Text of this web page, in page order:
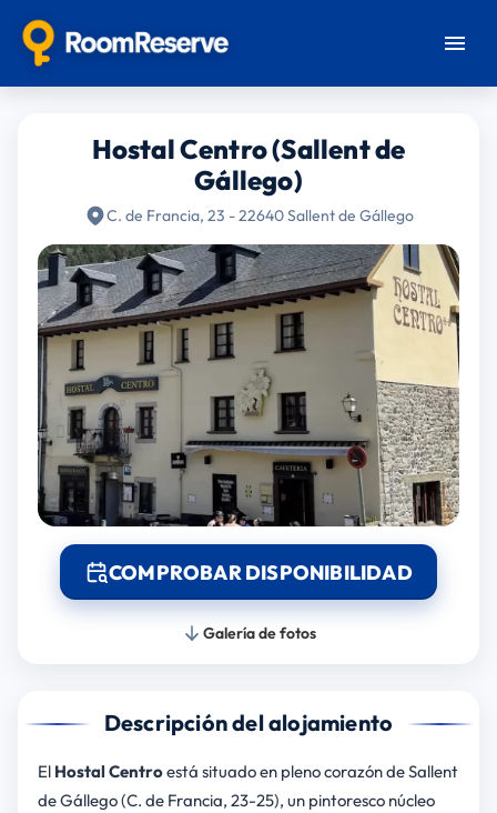
Hostal Centro (Sallent de
Gállego)
C. de Francia, 23 - 22640 Sallent de Gállego
COMPROBAR DISPONIBILIDAD
Galería de fotos
Descripción del alojamiento
El Hostal Centroestá situado en pleno corazón de Sallent
de Gállego (C. de Francia, 23-25), un pintoresco núcleo